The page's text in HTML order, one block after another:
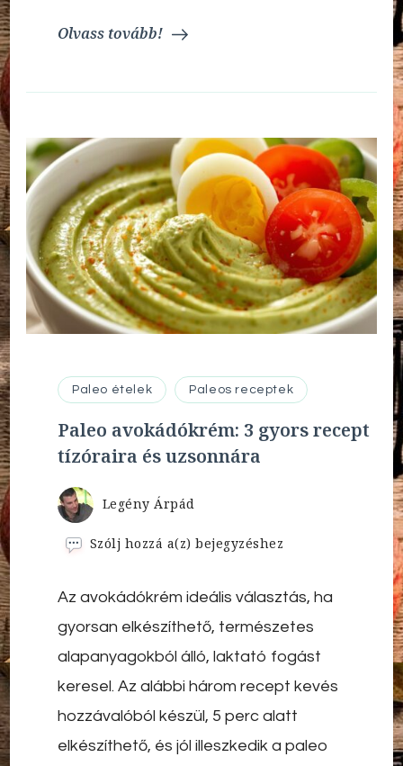
Olvass tovább!
Paleo ételek Paleos receptek
Paleo avokádókrém: 3 gyors recept
tízóraira és uzsonnára
Legény Árpád
Szólj hozzá a(z)Paleo
gyors
recept
tízóraira
és
bejegyzéshez
Az avokádókrém ideális választás, ha
gyorsan elkészíthető, természetes
alapanyagokból álló, laktató fogást
keresel. Az alábbi három recept kevés
hozzávalóból készül, 5 perc alatt
elkészíthető, és jól illeszkedik a paleo